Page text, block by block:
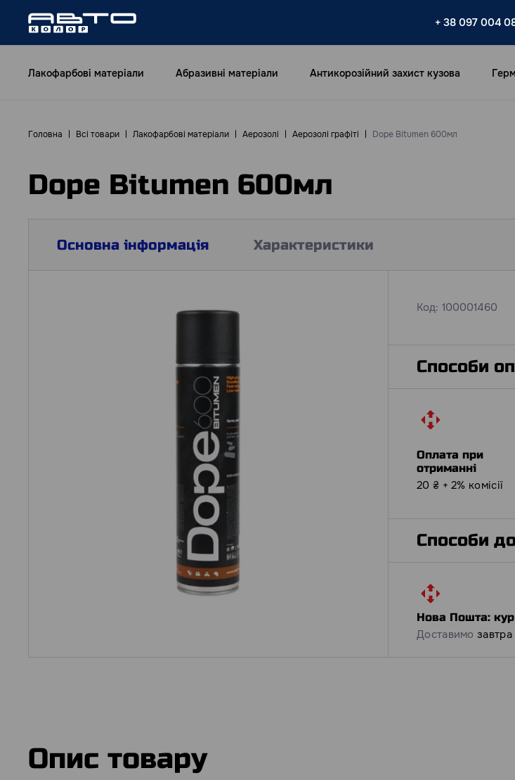
+ 38 097 004
Лакофарбові матеріали Абразивні матеріали Антикорозійний захист кузова
Головна Всі товари Лакофарбові матеріали Аерозолі Аерозолі графіті Dope Bitumen 600мл
Dope Bitumen 600мл
Основна інформація Характеристики
Код: 100001460
Способи
Оплата при
отриманні
20 ₴ + 2% комісії
Способи
Нова Пошта:
Доставимо завтра
Опис товару